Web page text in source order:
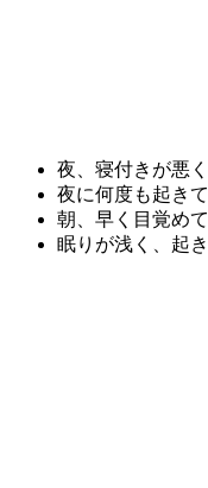
夜、寝付きが悪
夜に何度も起きて
朝、早く目覚め
眠りが浅く、起